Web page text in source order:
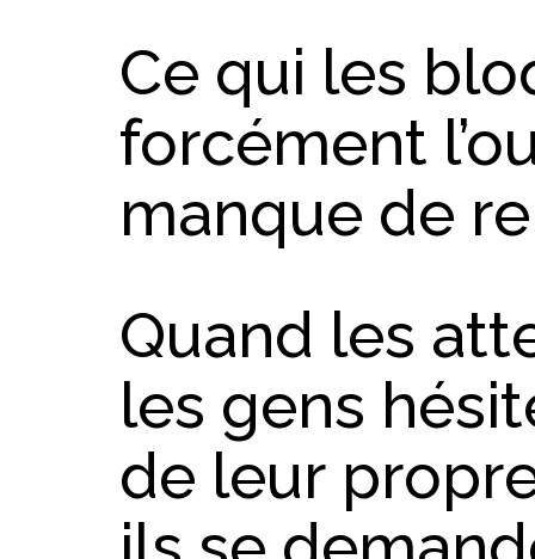
Ce qui les
forcément
manque de
Quand les
les gens
de leur